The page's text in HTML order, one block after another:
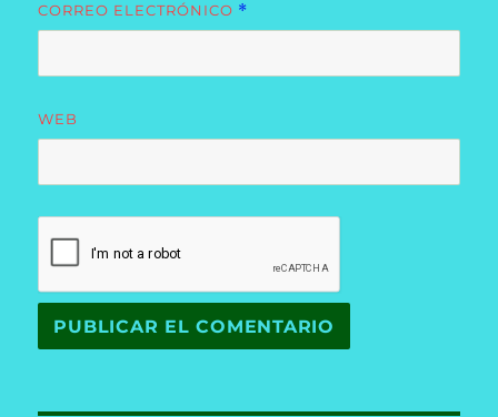
CORREO ELECTRÓNICO *
WEB